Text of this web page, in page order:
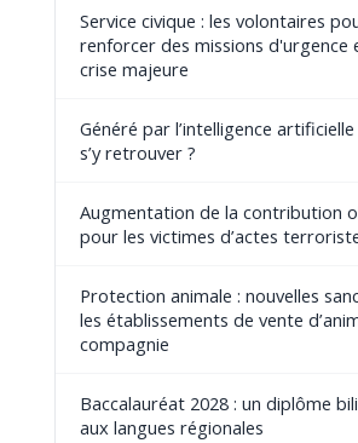
Service civique : les volontaires
renforcer des missions d'urgence
crise majeure
Généré par l’intelligence
s’y retrouver ?
Augmentation de la contribution
pour les victimes d’actes
Protection animale : nouvelles
les établissements de vente
compagnie
Baccalauréat 2028 : un diplôme
aux langues régionales